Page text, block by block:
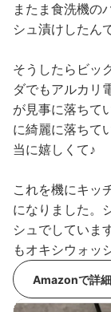
またま食洗機の
シュ漬けしたん
そうしたらビッ
ダでもアルカリ
が見事に落ちて
に綺麗に落ちて
当に嬉しくて♪
これを機にキッ
になりました。
シュでしていま
もオキシウォッ
Amazonで詳